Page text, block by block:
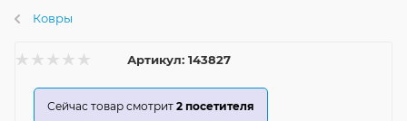
Ковры
Артикул: 143827
Сейчас товар смотрит 2 посетителя